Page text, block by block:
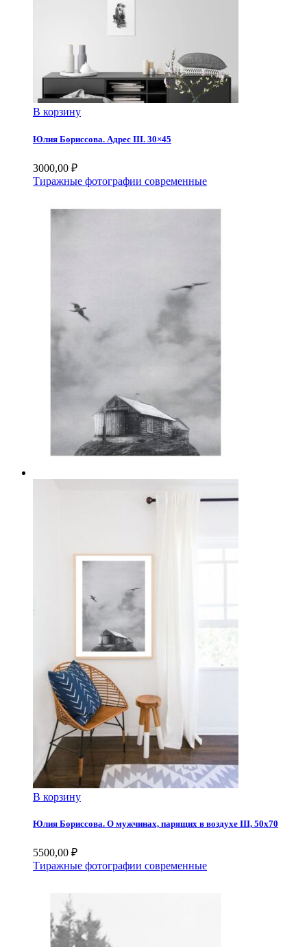
В корзину
Юлия Бориссова. Адрес III. 30×45
3000,00 ₽
Тиражные фотографии современные
В корзину
Юлия Бориссова. О мужчинах, парящих в воздухе III, 50х70
5500,00 ₽
Тиражные фотографии современные